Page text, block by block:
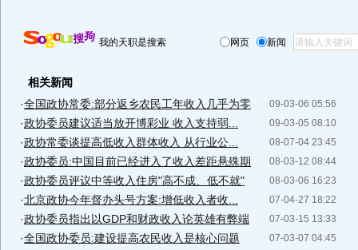
我的天职是搜索 网页 新闻
相关新闻
09-03-06 05:56
·全国政协常委:部分返乡农民工年收入几乎为零
09-03-05 08:10
·政协委员建议适当放开博彩业 收入支持弱...
08-07-04 23:45
·政协常委谈提高低收入群体收入 从行业公...
08-03-12 08:44
·政协委员:中国目前已经进入了收入差距悬殊期
08-03-06 16:23
·政协委员评议中等收入住房"高不成、低不就"
07-04-27 18:22
·北京政协今年督办头号方案:增低收入者收...
07-03-15 13:33
·政协委员指出以GDP和财政收入论英雄有弊端
07-03-07 04:45
·全国政协委员:建设提高农民收入是核心问题